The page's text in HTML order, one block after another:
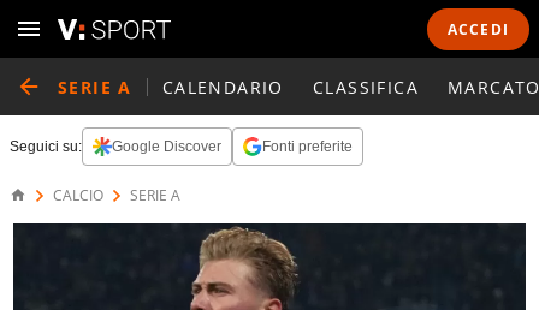
ACCEDI
SERIE A CALENDARIO CLASSIFICA
Seguici su: Google Discover Fonti preferite
CALCIO SERIE A